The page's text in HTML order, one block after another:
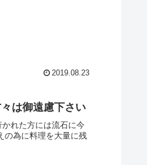
2019.08.23
は御遠慮下さい
れた方には流石に今
の為に料理を大量に残